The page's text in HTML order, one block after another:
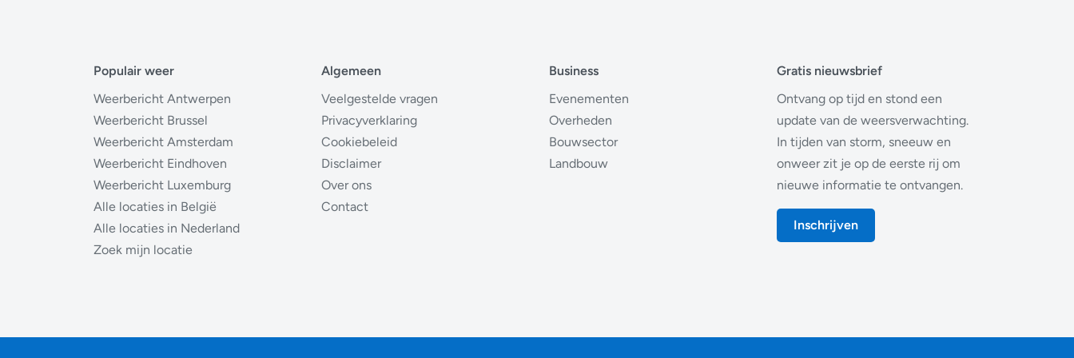
Populair weer
Weerbericht Antwerpen
Weerbericht Brussel
Weerbericht Amsterdam
Weerbericht Eindhoven
Weerbericht Luxemburg
Alle locaties in België
Alle locaties in Nederland
Zoek mijn locatie
Algemeen
Veelgestelde vragen
Privacyverklaring
Cookiebeleid
Disclaimer
Over ons
Contact
Business
Evenementen
Overheden
Bouwsector
Landbouw
Gratis nieuwsbrief
Ontvang op tijd en stond een
update van de weersverwachting.
In tijden van storm, sneeuw en
onweer zit je op de eerste rij om
nieuwe informatie te ontvangen.
Inschrijven